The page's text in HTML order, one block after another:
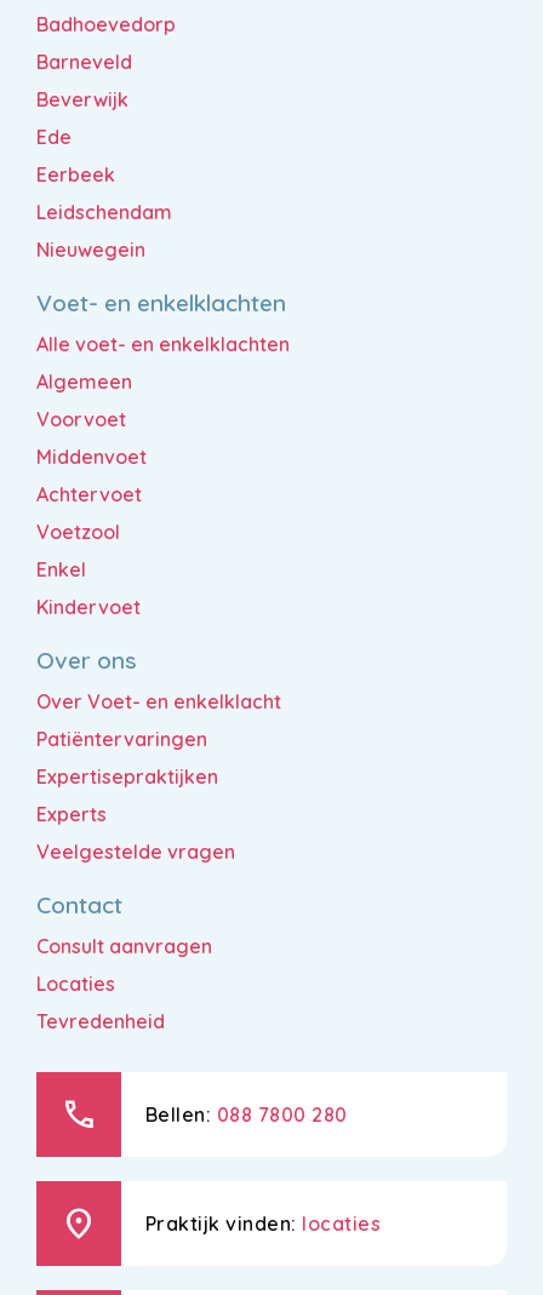
Badhoevedorp
Barneveld
Beverwijk
Ede
Eerbeek
Leidschendam
Nieuwegein
Voet- en enkelklachten
Alle voet- en enkelklachten
Algemeen
Voorvoet
Middenvoet
Achtervoet
Voetzool
Enkel
Kindervoet
Over ons
Over Voet- en enkelklacht
Patiëntervaringen
Expertisepraktijken
Experts
Veelgestelde vragen
Contact
Consult aanvragen
Locaties
Tevredenheid
call Bellen: 088 7800 280
location_on Praktijk vinden: locaties